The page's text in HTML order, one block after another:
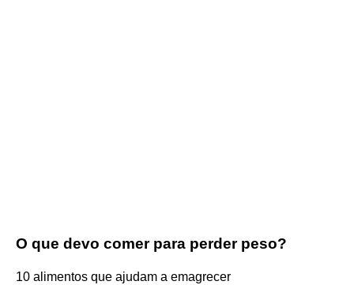
O que devo comer para perder peso?
10 alimentos que ajudam a emagrecer